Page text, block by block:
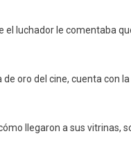
luchador le comentaba
oro del cine, cuenta con
llegaron a sus vitrinas,